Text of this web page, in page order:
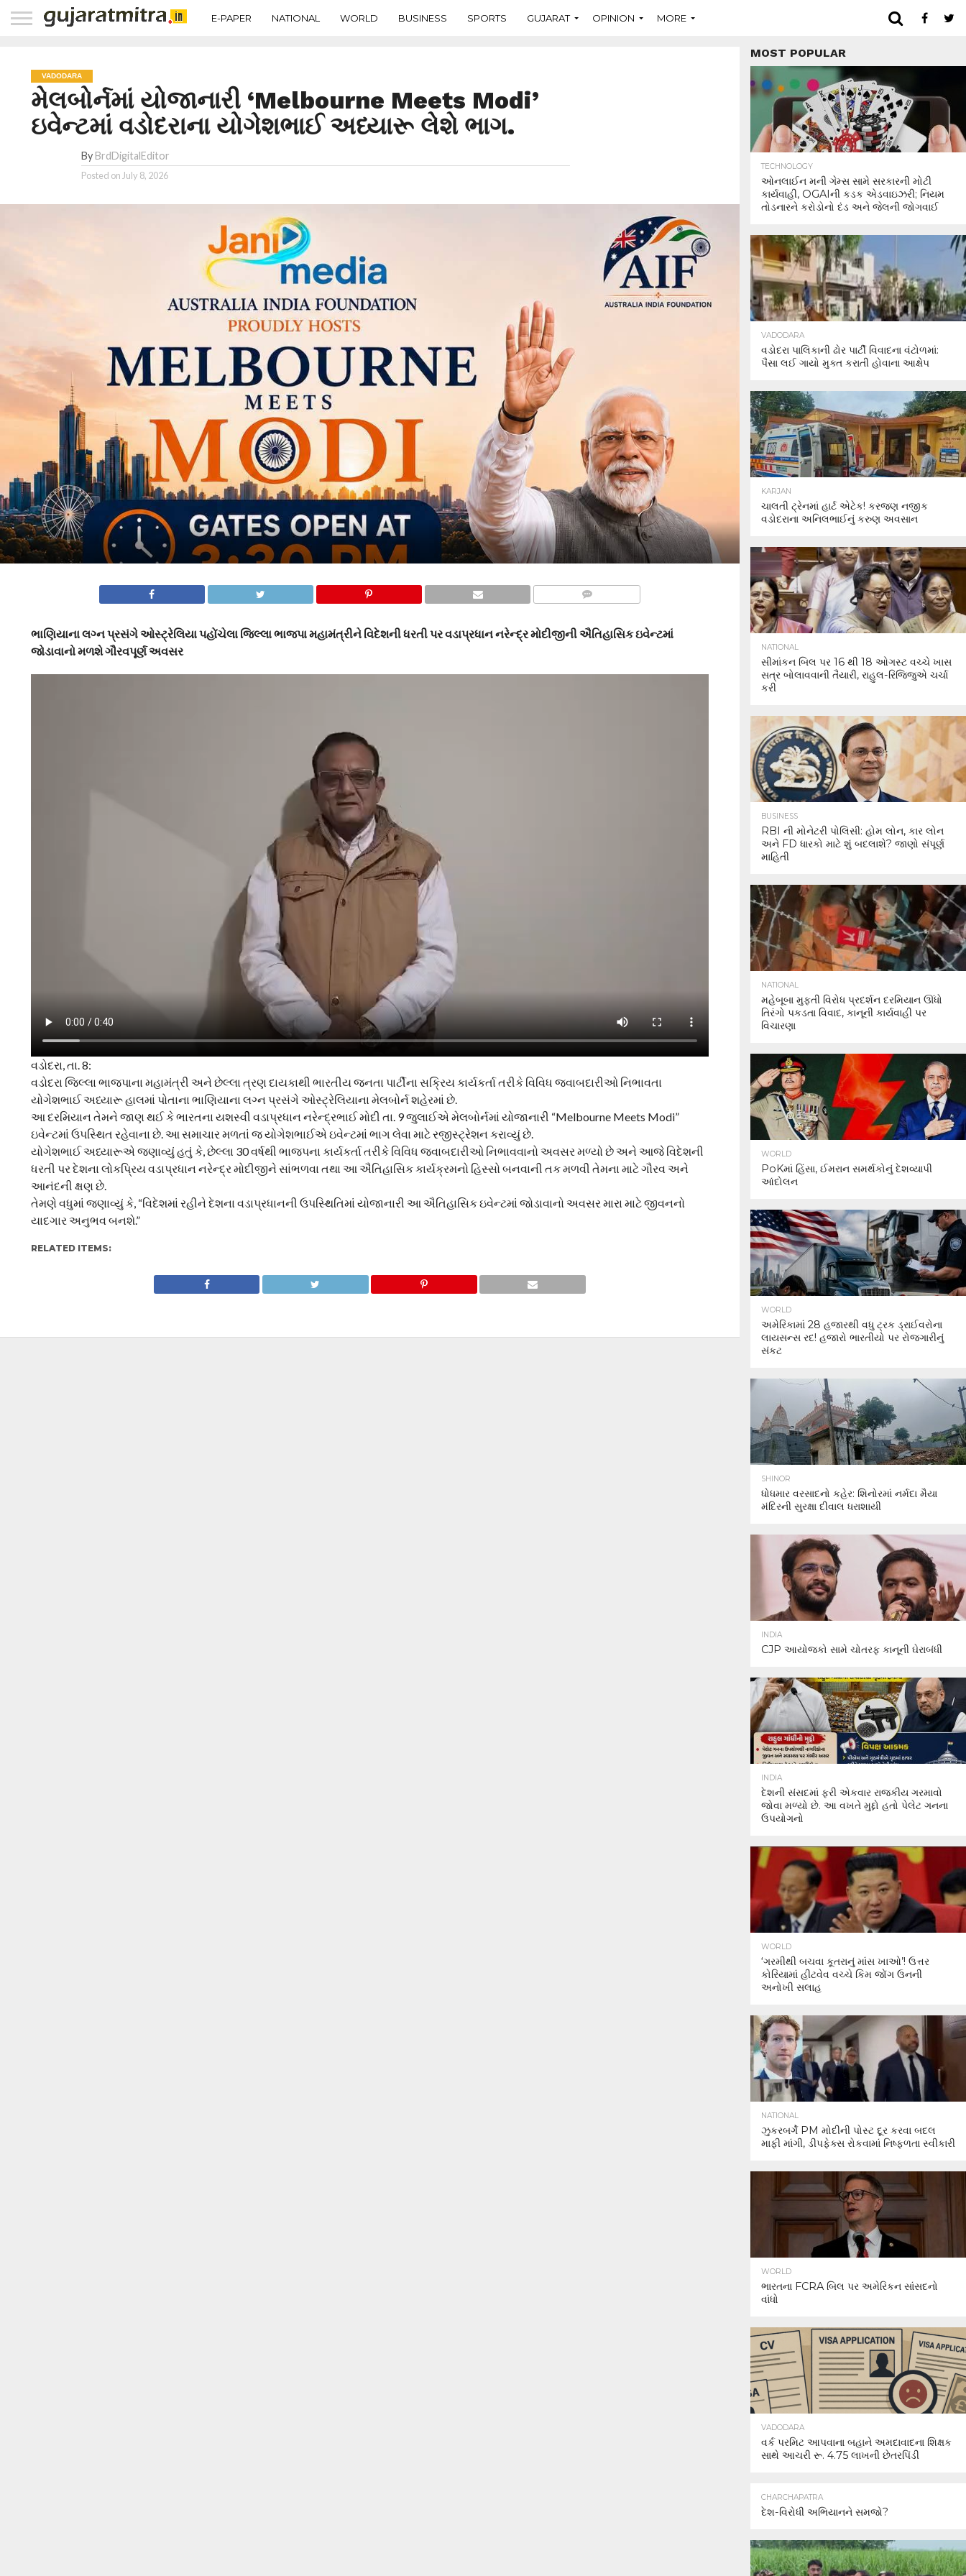
E-PAPER NATIONAL WORLD BUSINESS SPORTS GUJARAT OPINION MORE
VADODARA
મેલબોર્નમાં યોજાનારી ‘Melbourne Meets Modi’
ઇવેન્ટમાં વડોદરાના યોગેશભાઈ અધ્યારૂ લેશે ભાગ.
By BrdDigitalEditor
Posted on July 8, 2026
ભાણિયાના લગ્ન પ્રસંગે ઓસ્ટ્રેલિયા પહોંચેલા જિલ્લા ભાજપા મહામંત્રીને વિદેશની ધરતી પર વડાપ્રધાન નરેન્દ્ર મોદીજીની ઐતિહાસિક ઇવેન્ટમાં
જોડાવાનો મળશે ગૌરવપૂર્ણ અવસર
વડોદરા, તા. 8:
વડોદરા જિલ્લા ભાજપાના મહામંત્રી અને છેલ્લા ત્રણ દાયકાથી ભારતીય જનતા પાર્ટીના સક્રિય કાર્યકર્તા તરીકે વિવિધ જવાબદારીઓ નિભાવતા
યોગેશભાઈ અધ્યારૂ હાલમાં પોતાના ભાણિયાના લગ્ન પ્રસંગે ઓસ્ટ્રેલિયાના મેલબોર્ન શહેરમાં છે.
આ દરમિયાન તેમને જાણ થઈ કે ભારતના યશસ્વી વડાપ્રધાન નરેન્દ્રભાઈ મોદી તા. 9 જુલાઈએ મેલબોર્નમાં યોજાનારી “Melbourne Meets Modi”
ઇવેન્ટમાં ઉપસ્થિત રહેવાના છે. આ સમાચાર મળતાં જ યોગેશભાઈએ ઇવેન્ટમાં ભાગ લેવા માટે રજીસ્ટ્રેશન કરાવ્યું છે.
યોગેશભાઈ અધ્યારૂએ જણાવ્યું હતું કે, છેલ્લા 30 વર્ષથી ભાજપના કાર્યકર્તા તરીકે વિવિધ જવાબદારીઓ નિભાવવાનો અવસર મળ્યો છે અને આજે વિદેશની
ધરતી પર દેશના લોકપ્રિય વડાપ્રધાન નરેન્દ્ર મોદીજીને સાંભળવા તથા આ ઐતિહાસિક કાર્યક્રમનો હિસ્સો બનવાની તક મળવી તેમના માટે ગૌરવ અને
આનંદની ક્ષણ છે.
તેમણે વધુમાં જણાવ્યું કે, “વિદેશમાં રહીને દેશના વડાપ્રધાનની ઉપસ્થિતિમાં યોજાનારી આ ઐતિહાસિક ઇવેન્ટમાં જોડાવાનો અવસર મારા માટે જીવનનો
યાદગાર અનુભવ બનશે.”
RELATED ITEMS:
MOST POPULAR
TECHNOLOGY
ઓનલાઈન મની ગેમ્સ સામે સરકારની મોટી
કાર્યવાહી, OGAIની કડક એડવાઇઝરી; નિયમ
તોડનારને કરોડોનો દંડ અને જેલની જોગવાઈ
VADODARA
વડોદરા પાલિકાની ઢોર પાર્ટી વિવાદના વંટોળમાં:
પૈસા લઈ ગાયો મુક્ત કરાતી હોવાના આક્ષેપ
KARJAN
ચાલતી ટ્રેનમાં હાર્ટ એટેક! કરજણ નજીક
વડોદરાના અનિલભાઈનું કરુણ અવસાન
NATIONAL
સીમાંકન બિલ પર 16 થી 18 ઓગસ્ટ વચ્ચે ખાસ
સત્ર બોલાવવાની તૈયારી, રાહુલ-રિજિજુએ ચર્ચા
કરી
BUSINESS
RBI ની મોનેટરી પોલિસી: હોમ લોન, કાર લોન
અને FD ધારકો માટે શું બદલાશે? જાણો સંપૂર્ણ
માહિતી
NATIONAL
મહેબૂબા મુફ્તી વિરોધ પ્રદર્શન દરમિયાન ઊંધો
તિરંગો પકડતા વિવાદ, કાનૂની કાર્યવાહી પર
વિચારણા
WORLD
PoKમાં હિંસા, ઈમરાન સમર્થકોનું દેશવ્યાપી
આંદોલન
WORLD
અમેરિકામાં 28 હજારથી વધુ ટ્રક ડ્રાઈવરોના
લાયસન્સ રદ! હજારો ભારતીયો પર રોજગારીનું
સંકટ
SHINOR
ધોધમાર વરસાદનો કહેર: શિનોરમાં નર્મદા મૈયા
મંદિરની સુરક્ષા દીવાલ ધરાશાયી
INDIA
CJP આયોજકો સામે ચોતરફ કાનૂની ઘેરાબંધી
INDIA
દેશની સંસદમાં ફરી એકવાર રાજકીય ગરમાવો
જોવા મળ્યો છે. આ વખતે મુદ્દો હતો પેલેટ ગનના
ઉપયોગનો
WORLD
‘ગરમીથી બચવા કૂતરાનું માંસ ખાઓ’! ઉત્તર
કોરિયામાં હીટવેવ વચ્ચે કિમ જોંગ ઉનની
અનોખી સલાહ
NATIONAL
ઝુકરબર્ગે PM મોદીની પોસ્ટ દૂર કરવા બદલ
માફી માંગી, ડીપફેક્સ રોકવામાં નિષ્ફળતા સ્વીકારી
WORLD
ભારતના FCRA બિલ પર અમેરિકન સાંસદનો
વાંધો
VADODARA
વર્ક પરમિટ આપવાના બહાને અમદાવાદના શિક્ષક
સાથે આચરી રૂ. 4.75 લાખની છેતરપિંડી
CHARCHAPATRA
દેશ-વિરોધી અભિયાનને સમજો?